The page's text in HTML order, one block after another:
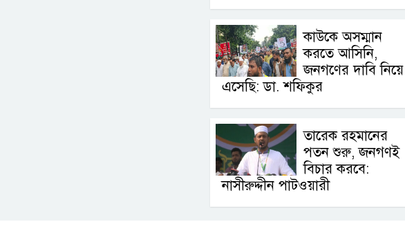
কাউকে অসম্মান
করতে আসিনি,
জনগণের দাবি নিয়ে
এসেছি: ডা. শফিকুর
তারেক রহমানের
পতন শুরু, জনগণই
বিচার করবে:
নাসীরুদ্দীন পাটওয়ারী